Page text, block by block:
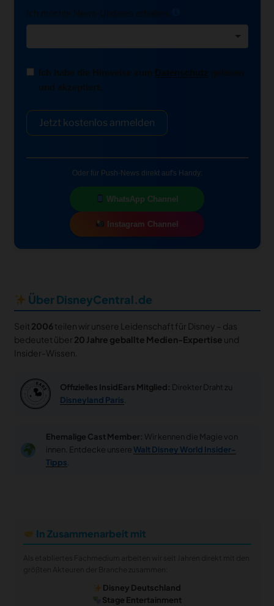
Ich möchte News-Updates erhalten:
Ich habe die Hinweise zum Datenschutz
und akzeptiert.
Jetzt kostenlos anmelden
Oder für Push-News direkt auf's Handy:
WhatsApp Channel
Instagram Channel
Über DisneyCentral.de
Seit 2006teilen wir unsere Leidenschaft für Disney – das
bedeutet über 20 Jahre geballte Medien-Expertise und
Insider-Wissen.
Offizielles InsidEars Mitglied: Direkter Draht zu
Disneyland Paris
Ehemalige Cast Member: Wir kennen die Magie von
innen. Entdecke unsere Walt Disney World Insider-
Tipps
In Zusammenarbeit mit
Disney Deutschland
Stage Entertainment